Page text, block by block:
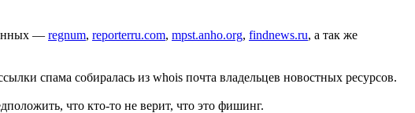
— regnum, reporterru.com, mpst.anho.org, findnews.ru, а так же
спама собиралась из whois почта владельцев новостных ресурсов.
что кто-то не верит, что это фишинг.